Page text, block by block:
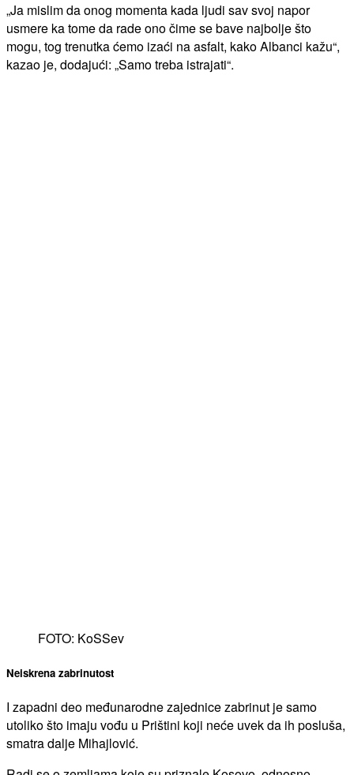
„Ja mislim da onog momenta kada ljudi sav svoj napor
usmere ka tome da rade ono čime se bave najbolje što
mogu, tog trenutka ćemo izaći na asfalt, kako Albanci kažu“,
kazao je, dodajući: „Samo treba istrajati“.
FOTO: KoSSev
Neiskrena zabrinutost
I zapadni deo međunarodne zajednice zabrinut je samo
utoliko što imaju vođu u Prištini koji neće uvek da ih posluša,
smatra dalje Mihajlović.